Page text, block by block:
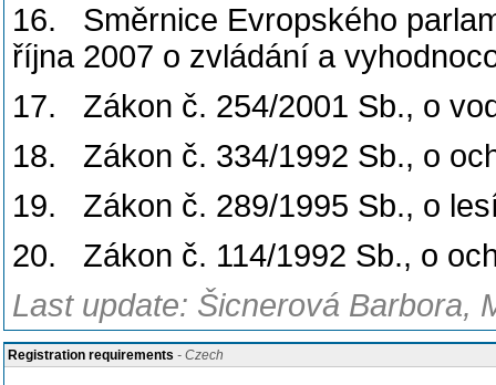
16. Směrnice Evropského
října 2007 o zvládání a
17. Zákon č. 254/2001 Sb., o
18. Zákon č. 334/1992 Sb., o
19. Zákon č. 289/1995 Sb., o
20. Zákon č. 114/1992 Sb., o
Last update: Šicnerová Barbora,
Registration requirements - Czech